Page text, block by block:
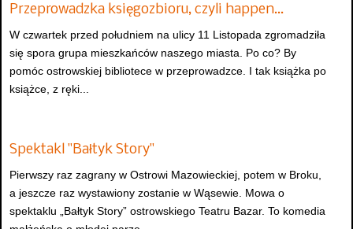
Przeprowadzka księgozbioru, czyli happen…
W czwartek przed południem na ulicy 11 Listopada zgromadziła
się spora grupa mieszkańców naszego miasta. Po co? By
pomóc ostrowskiej bibliotece w przeprowadzce. I tak książka po
książce, z ręki...
Spektakl "Bałtyk Story"
Pierwszy raz zagrany w Ostrowi Mazowieckiej, potem w Broku,
a jeszcze raz wystawiony zostanie w Wąsewie. Mowa o
spektaklu „Bałtyk Story” ostrowskiego Teatru Bazar. To komedia